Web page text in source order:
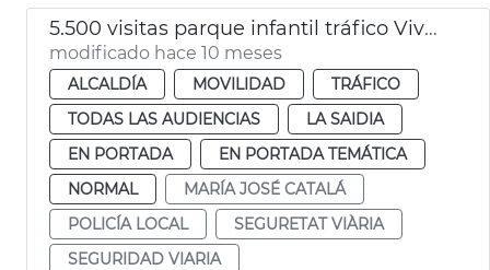
5.500 visitas parque infantil tráfico Vivers València
modificado hace 10 meses
ALCALDÍA MOVILIDAD
TRÁFICO
TODAS LAS AUDIENCIAS
LA SAIDIA
EN PORTADA
EN PORTADA TEMÁTICA
NORMAL
MARÍA JOSÉ CATALÁ
POLICÍA LOCAL
SEGURETAT VIÀRIA
SEGURIDAD VIARIA